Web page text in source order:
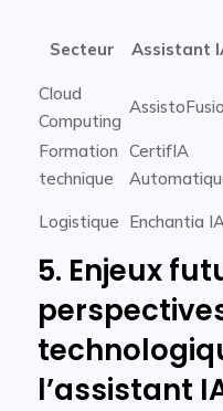
Secteur Assistant
Cloud
Computing
Formation
technique
CertifIA
Logistique Enchantia
5. Enjeux
l’assistant